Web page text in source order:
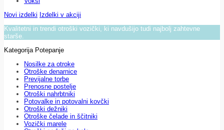
Novi izdelki Izdelki v akciji
Kvalitetni in trendi otroški vozički, ki navdušijo tudi najbolj zahtevne
starše.
Kategorija Potepanje
Nosilke za otroke
Otroške denarnice
Previjalne torbe
Prenosne postelje
Otroški nahrbtniki
Potovalke in potovalni kovčki
Otroški dežniki
Otroške čelade in ščitniki
Vozički marele